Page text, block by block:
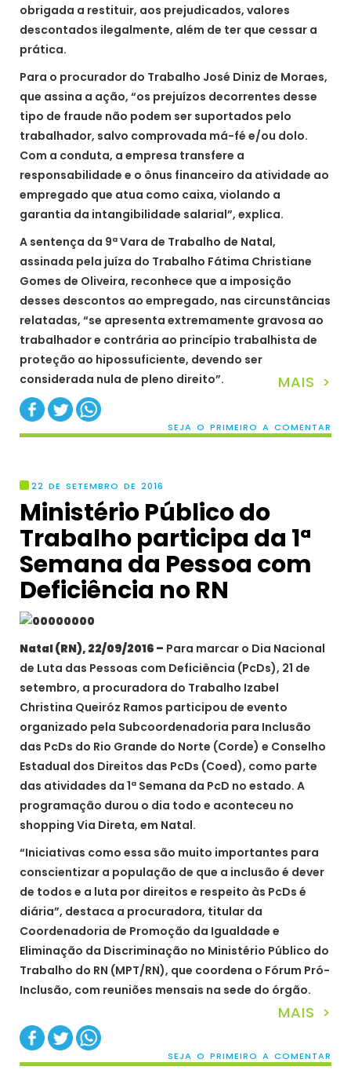
obrigada a restituir, aos prejudicados, valores
descontados ilegalmente, além de ter que cessar a
prática.
Para o procurador do Trabalho José Diniz de Moraes,
que assina a ação, “os prejuízos decorrentes desse
tipo de fraude não podem ser suportados pelo
trabalhador, salvo comprovada má-fé e/ou dolo.
Com a conduta, a empresa transfere a
responsabilidade e o ônus financeiro da atividade ao
empregado que atua como caixa, violando a
garantia da intangibilidade salarial”, explica.
A sentença da 9ª Vara de Trabalho de Natal,
assinada pela juíza do Trabalho Fátima Christiane
Gomes de Oliveira, reconhece que a imposição
desses descontos ao empregado, nas circunstâncias
relatadas, “se apresenta extremamente gravosa ao
trabalhador e contrária ao princípio trabalhista de
proteção ao hipossuficiente, devendo ser
considerada nula de pleno direito”.
MAIS >
SEJA O PRIMEIRO A COMENTAR
22 DE SETEMBRO DE 2016
Ministério Público do
Trabalho participa da 1ª
Semana da Pessoa com
Deficiência no RN
Natal (RN), 22/09/2016 – Para marcar o Dia Nacional
de Luta das Pessoas com Deficiência (PcDs), 21 de
setembro, a procuradora do Trabalho Izabel
Christina Queiróz Ramos participou de evento
organizado pela Subcoordenadoria para Inclusão
das PcDs do Rio Grande do Norte (Corde) e Conselho
Estadual dos Direitos das PcDs (Coed), como parte
das atividades da 1ª Semana da PcD no estado. A
programação durou o dia todo e aconteceu no
shopping Via Direta, em Natal.
“Iniciativas como essa são muito importantes para
conscientizar a população de que a inclusão é dever
de todos e a luta por direitos e respeito às PcDs é
diária”, destaca a procuradora, titular da
Coordenadoria de Promoção da Igualdade e
Eliminação da Discriminação no Ministério Público do
Trabalho do RN (MPT/RN), que coordena o Fórum Pró-
Inclusão, com reuniões mensais na sede do órgão.
MAIS >
SEJA O PRIMEIRO A COMENTAR